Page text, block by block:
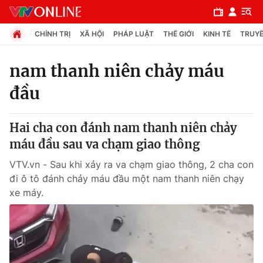
Chuyên mục
Chính trị
Xã hội
Pháp luật
Y tế
Thế giới
CHÍNH TRỊ XÃ HỘI PHÁP LUẬT THẾ GIỚI KINH TẾ
nam thanh niên chảy máu
đầu
Hai cha con đánh nam thanh niên chảy
máu đầu sau va chạm giao thông
VTV.vn - Sau khi xảy ra va chạm giao thông, 2 cha con
đi ô tô đánh chảy máu đầu một nam thanh niên chạy
xe máy.